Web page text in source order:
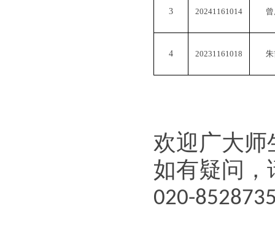
3 20241161014
4 20231161018
欢迎广大师
如有疑问，
020-